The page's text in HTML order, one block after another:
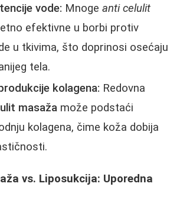
vode: Mnoge anti celulit
efektivne u borbi protiv
u tkivima, što doprinosi osećaju
tela.
kolagena: Redovna
masaža može podstaći
kolagena, čime koža dobija
vs. Liposukcija: Uporedna